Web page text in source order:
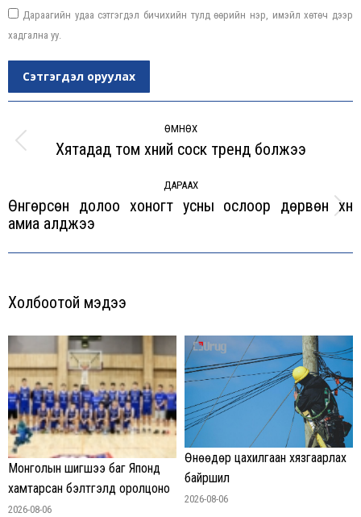
Дараагийн удаа сэтгэгдэл бичихийн тулд өөрийн нэр, имэйл хөтөч дээр
хадгална уу.
Сэтгэгдэл оруулах
navigation
ӨМНӨХ
Previous
Хятадад том хүний соск тренд болжээ
ДАРААХ
Next
Өнгөрсөн долоо хоногт усны ослоор дөрвөн хүн
амиа алджээ
Холбоотой мэдээ
Монголын шигшээ баг Японд
хамтарсан бэлтгэлд оролцоно
2026-08-06
Өнөөдөр цахилгаан хязгаарлах
байршил
2026-08-06